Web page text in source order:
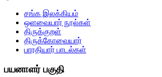
சங்க இலக்கியம்
ஒளவையார் நூல்கள்
திருக்குறள்
திருக்கோவையார்
பாரதியார் பாடல்கள்
பயனாளர் பகுதி